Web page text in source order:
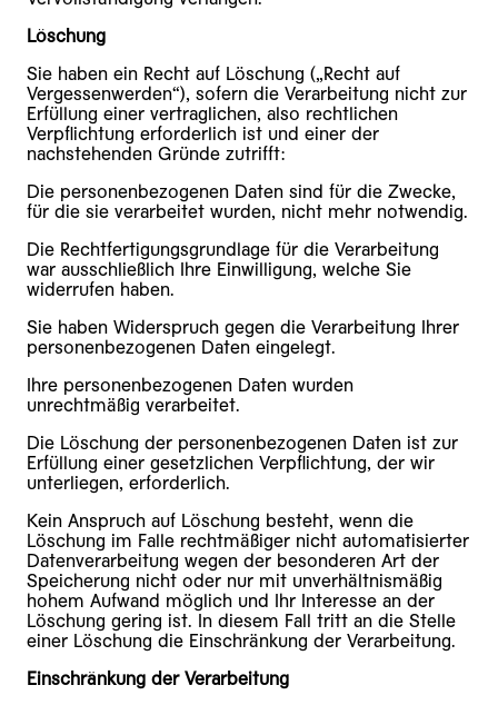
Löschung
Sie haben ein Recht auf Löschung („Recht auf
Vergessenwerden“), sofern die Verarbeitung nicht zur
Erfüllung einer vertraglichen, also rechtlichen
Verpflichtung erforderlich ist und einer der
nachstehenden Gründe zutrifft:
Die personenbezogenen Daten sind für die Zwecke,
für die sie verarbeitet wurden, nicht mehr notwendig.
Die Rechtfertigungsgrundlage für die Verarbeitung
war ausschließlich Ihre Einwilligung, welche Sie
widerrufen haben.
Sie haben Widerspruch gegen die Verarbeitung Ihrer
personenbezogenen Daten eingelegt.
Ihre personenbezogenen Daten wurden
unrechtmäßig verarbeitet.
Die Löschung der personenbezogenen Daten ist zur
Erfüllung einer gesetzlichen Verpflichtung, der wir
unterliegen, erforderlich.
Kein Anspruch auf Löschung besteht, wenn die
Löschung im Falle rechtmäßiger nicht automatisierter
Datenverarbeitung wegen der besonderen Art der
Speicherung nicht oder nur mit unverhältnismäßig
hohem Aufwand möglich und Ihr Interesse an der
Löschung gering ist. In diesem Fall tritt an die Stelle
einer Löschung die Einschränkung der Verarbeitung.
Einschränkung der Verarbeitung